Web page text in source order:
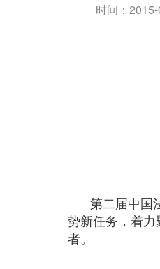
时间：
第二届中国
势新任务，着
者。